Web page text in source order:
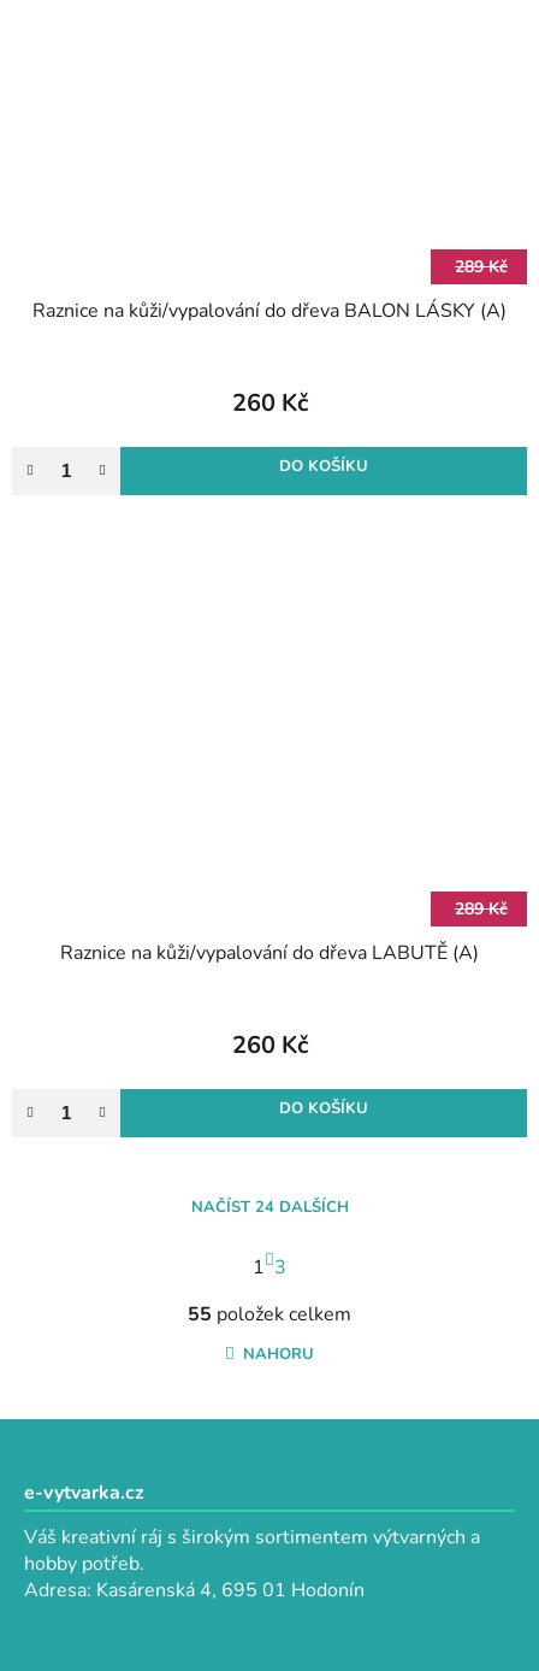
289 Kč
Raznice na kůži/vypalování do dřeva BALON LÁSKY (A)
260 Kč
DO KOŠÍKU
289 Kč
Raznice na kůži/vypalování do dřeva LABUTĚ (A)
260 Kč
DO KOŠÍKU
v
l
a
p
r
k
NAČÍST 24 DALŠÍCH
t
á
k
á
1 3
55 položek celkem
NAHORU
e-vytvarka.cz
Váš kreativní ráj s širokým sortimentem výtvarných a
hobby potřeb.
Adresa: Kasárenská 4, 695 01 Hodonín